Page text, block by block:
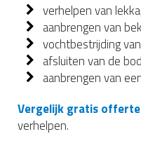
verhelpen van
aanbrengen van
vochtbestrijding
afsluiten van de
aanbrengen van
Vergelijk gratis
verhelpen.